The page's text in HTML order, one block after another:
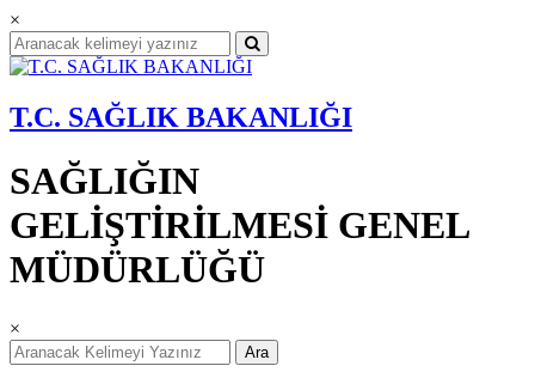
×
T.C. SAĞLIK BAKANLIĞI
SAĞLIĞIN
GELİŞTİRİLMESİ GENEL
MÜDÜRLÜĞÜ
×
Ara